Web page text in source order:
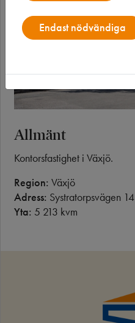
Allmänt
Kontorsfastighet i Växjö.
Region: Växjö
Adress: Systratorpsvägen 14
Yta: 5 213 kvm
Endast nödvändiga